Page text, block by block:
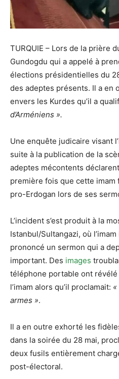
TURQUIE – Lors de la prière
Gundogdu qui a appelé à
élections présidentielles du
des adeptes présents. Il a en
envers les Kurdes qu’il a
d’Arméniens ».
Une enquête judicaire visant
suite à la publication de la
adeptes mécontents
première fois que cette imam
pro-Erdogan lors de ses
L’incident s’est produit à la
Istanbul/Sultangazi, où
prononcé un sermon qui a
important. Des images
téléphone portable ont
l’imam alors qu’il proclamait:
armes ».
Il a en outre exhorté les
dans la soirée du 28 mai,
deux fusils entièrement
post-électoral.